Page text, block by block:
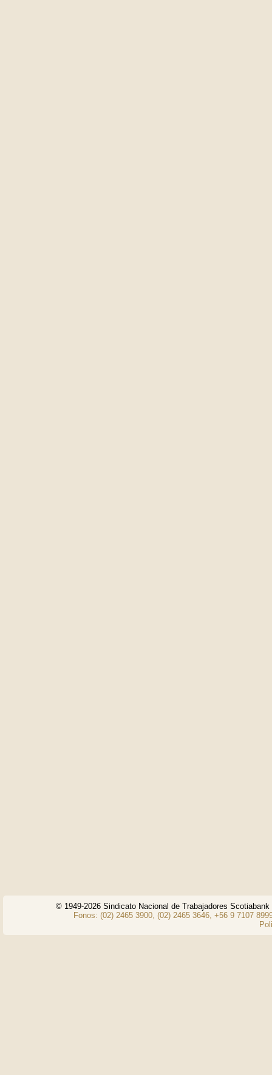
© 1949-2026 Sindicato Nacional de Trabajadores
Fonos: (02) 2465 3900, (02) 2465 3646, +56 9 7107